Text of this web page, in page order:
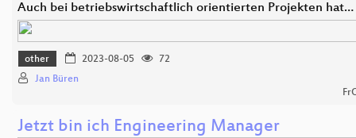
Auch bei betriebswirtschaftlich orientierten Projekten hat…
other 2023-08-05
72
Jan Büren
Jetzt bin ich Engineering Manager